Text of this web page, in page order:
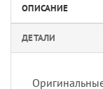
ОПИСАНИЕ
ДЕТАЛИ